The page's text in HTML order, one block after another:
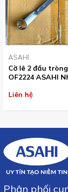
ASAHI
Cờ lê 2 đầu
OF2224 ASAHI
Liên hệ
Phân phối